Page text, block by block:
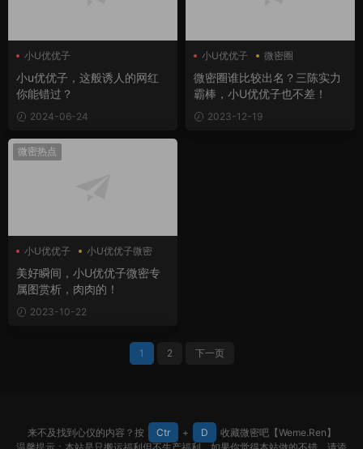
小U优优子
小u优优子，这般诱人的网红
你能错过？
2024-06-24
小U优优子
微密圈
粉色的猪
微密圈谁比较出名？三陈实力
霸棒，小U优优子也不差！
2023-12-19
微密热点
小U优优子 小U优优子微密
美好瞬间，小U优优子微密专
属图赏析，肉肉的！
2023-10-22
1 2 下一页
来不及找到心仪的内容？按 Ctr + D
收藏微密吧【Weme.Ren】